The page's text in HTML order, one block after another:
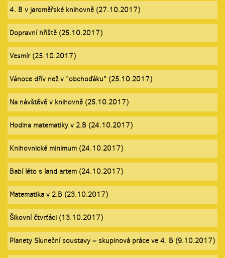
4. B v jaroměřské knihovně (27.10.2017)
Dopravní hřiště (25.10.2017)
Vesmír (25.10.2017)
Vánoce dřív než v "obchoďáku" (25.10.2017)
Na návštěvě v knihovně (25.10.2017)
Hodina matematiky v 2.B (24.10.2017)
Knihovnické minimum (24.10.2017)
Babí léto s land artem (24.10.2017)
Matematika v 2.B (23.10.2017)
Šikovní čtvrťáci (13.10.2017)
Planety Sluneční soustavy – skupinová práce ve 4. B (9.10.2017)